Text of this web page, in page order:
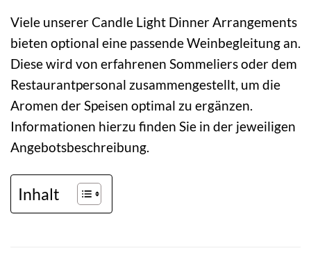
Viele unserer Candle Light Dinner Arrangements
bieten optional eine passende Weinbegleitung an.
Diese wird von erfahrenen Sommeliers oder dem
Restaurantpersonal zusammengestellt, um die
Aromen der Speisen optimal zu ergänzen.
Informationen hierzu finden Sie in der jeweiligen
Angebotsbeschreibung.
Inhalt